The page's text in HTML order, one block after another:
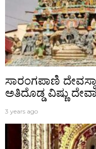
ಸಾರಂಗಪಾಣಿ
ಅತಿದೊಡ್ಡ ವಿಷ್ಣು
3 years ago